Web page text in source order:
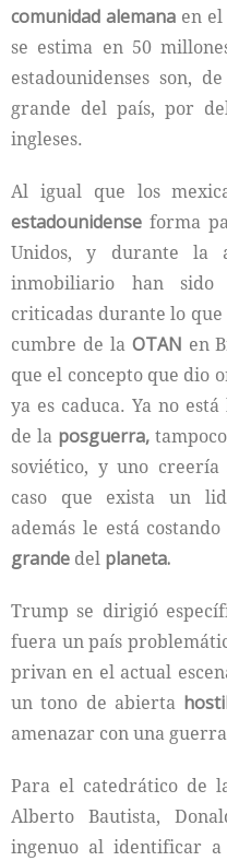
comunidad alemana en
se estima en 50
estadounidenses son,
grande del país, por
ingleses.
Al igual que los
estadounidense forma
Unidos, y durante la
inmobiliario han sido
criticadas durante lo
cumbre de la OTAN en
que el concepto que dio
ya es caduca. Ya no
de la posguerra,
soviético, y uno creería
caso que exista un
además le está
grande del planeta.
Trump se dirigió
fuera un país
privan en el actual
un tono de abierta
amenazar con una
Para el catedrático de
Alberto Bautista,
ingenuo al identificar a